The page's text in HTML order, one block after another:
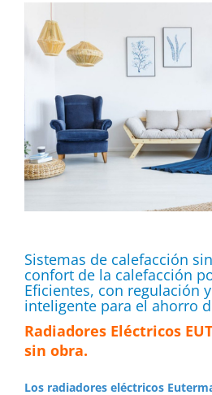
Sistemas de calefacción
confort de la calefacción
Eficientes, con regulación
inteligente para el ahorro
Radiadores Eléctricos
sin obra.
Los radiadores eléctricos